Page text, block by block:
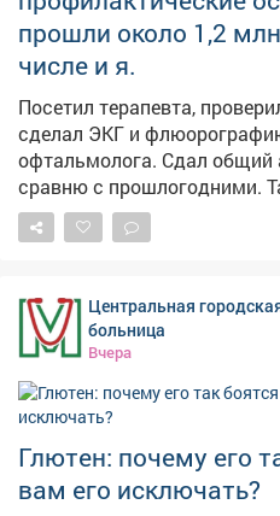
хранить лекарства и
для детей местах, не
алкоголем и не назначать
любых подозрениях на
звонить 112, не ждать и не
прошли около 1,2
числе и я.
Посетил терапевта,
сделал ЭКГ и
офтальмолога. Сдал общий
сравню с прошлогодними. Такие обследования
помогают выявить
стадии, когда с ними
удобно. Медики принимают
в вечернее время.
непосредственно на предприятия.
Регулярная проверка
абсолютно бесплатный
полноценную жизнь.
Центральная
больница
Вчера
Глютен: почему его
вам его исключать?